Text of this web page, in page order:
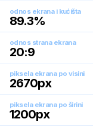
odnos ekrana i kućišta
89.3%
odnos strana ekrana
20:9
piksela ekrana po visini
2670px
piksela ekrana po širini
1200px